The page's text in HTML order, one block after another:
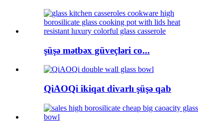
şüşə mətbəx güveçləri co...
QiAOQi ikiqat divarlı şüşə qab